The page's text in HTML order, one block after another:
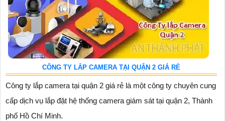
CÔNG TY LẮP CAMERA TẠI QUẬN 2 GIÁ RẺ
Công ty lắp camera tại quận 2 giá rẻ là một công ty chuyên cung
cấp dịch vụ lắp đặt hệ thống camera giám sát tại quận 2, Thành
phố Hồ Chí Minh.